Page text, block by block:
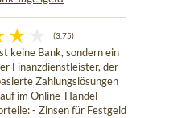
(3,75)
keine Bank, sondern ein
Finanzdienstleister, der
Zahlungslösungen
im Online-Handel
- Zinsen für Festgeld